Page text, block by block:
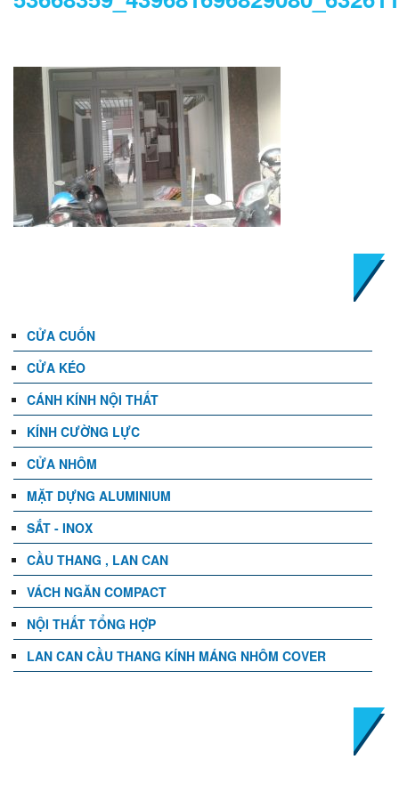
CỬA CUỐN
CỬA KÉO
CÁNH KÍNH NỘI THẤT
KÍNH CƯỜNG LỰC
CỬA NHÔM
MẶT DỰNG ALUMINIUM
SẮT - INOX
CẦU THANG , LAN CAN
VÁCH NGĂN COMPACT
NỘI THẤT TỔNG HỢP
LAN CAN CẦU THANG KÍNH MÁNG NHÔM COVER